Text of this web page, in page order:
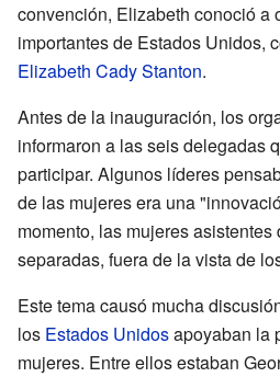
convención, Elizabeth conoció a
importantes de Estados Unidos,
Elizabeth Cady Stanton.
Antes de la inauguración, los
informaron a las seis delegadas
participar. Algunos líderes
de las mujeres era una
momento, las mujeres
separadas, fuera de la vista de
Este tema causó mucha
los Estados Unidosapoyaban la
mujeres. Entre ellos estaban